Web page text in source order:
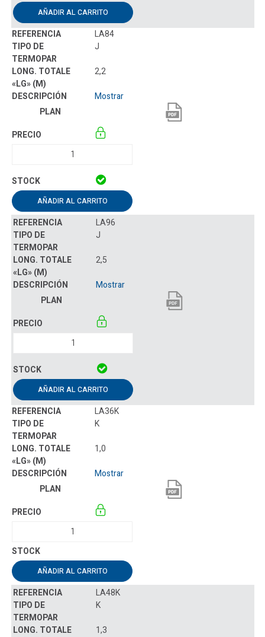
AÑADIR AL CARRITO
LA84
J
2,2
Mostrar
AÑADIR AL CARRITO
LA96
J
2,5
Mostrar
AÑADIR AL CARRITO
LA36K
K
1,0
Mostrar
AÑADIR AL CARRITO
LA48K
K
1,3